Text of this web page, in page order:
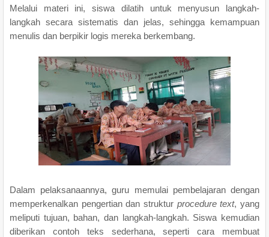
Melalui materi ini, siswa dilatih untuk menyusun langkah-
langkah secara sistematis dan jelas, sehingga kemampuan
menulis dan berpikir logis mereka berkembang.
Dalam pelaksanaannya, guru memulai pembelajaran dengan
memperkenalkan pengertian dan struktur procedure text, yang
meliputi tujuan, bahan, dan langkah-langkah. Siswa kemudian
diberikan contoh teks sederhana, seperti cara membuat